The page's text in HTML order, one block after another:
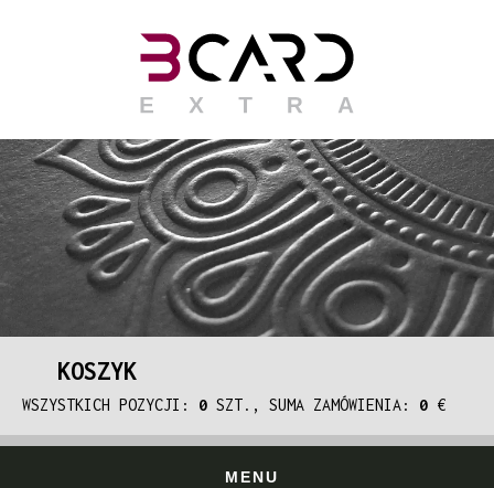
KOSZYK
WSZYSTKICH POZYCJI: 0 SZT., SUMA ZAMÓWIENIA: 0 €
MENU